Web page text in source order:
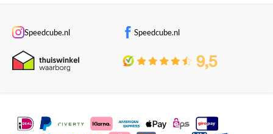
Speedcube.nl Speedcube.nl